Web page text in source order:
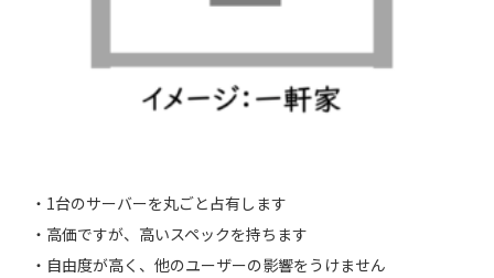
・1台のサーバーを丸ごと占有します
・高価ですが、高いスペックを持ちます
・自由度が高く、他のユーザーの影響をうけません